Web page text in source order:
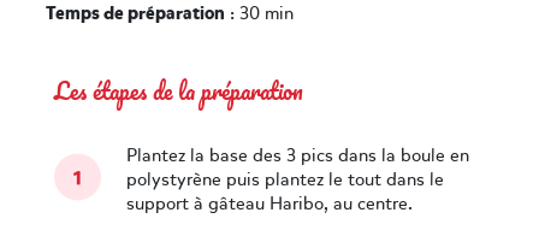
Temps de préparation : 30 min
Les étapes de la préparation
Plantez la base des 3 pics dans la boule en
polystyrène puis plantez le tout dans le
support à gâteau Haribo, au centre.